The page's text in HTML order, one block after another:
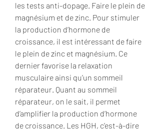
les tests anti-dopage. Faire le plein de
magnésium et de zinc. Pour stimuler
la production d’hormone de
croissance, il est intéressant de faire
le plein de zinc et magnésium. Ce
dernier favorise la relaxation
musculaire ainsi qu’un sommeil
réparateur. Quant au sommeil
réparateur, on le sait, il permet
d’amplifier la production d’hormone
de croissance. Les HGH, c’est-à-dire